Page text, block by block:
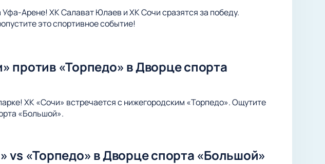
Арене! ХК Салават Юлаев и ХК Сочи сразятся за победу.
это спортивное событие!
против «Торпедо» в Дворце спорта
ХК «Сочи» встречается с нижегородским «Торпедо». Ощутите
«Большой».
vs «Торпедо» в Дворце спорта «Большой»